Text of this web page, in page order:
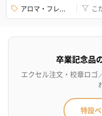
アロマ・フレ... こ
卒業記念品
エクセル注文・校章ロゴ
特設